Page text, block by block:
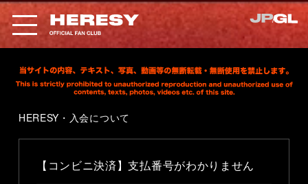
HERESY・入会について
【コンビニ決済】支払番号がわかりません